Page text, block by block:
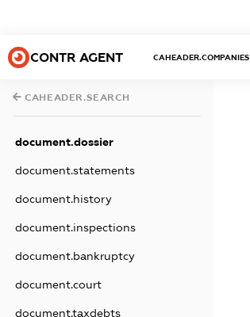
CONTR AGENT CAHEADER.COMPANIES
CAHEADER.SEARCH
document.dossier
document.statements
document.history
document.inspections
document.bankruptcy
document.court
document.taxdebts